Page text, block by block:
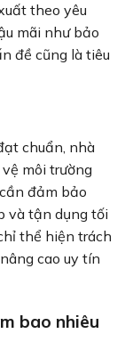
theo yêu
mãi như bảo
đề cũng là tiêu
chuẩn, nhà
môi trường
đảm bảo
và tận dụng tối
thể hiện trách
cao uy tín
bao nhiêu